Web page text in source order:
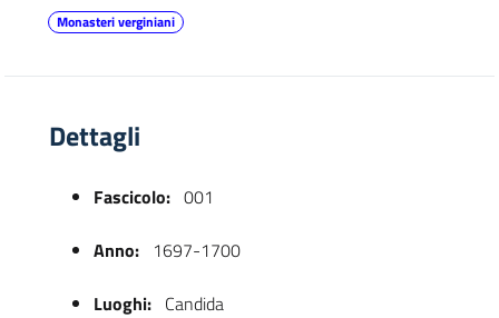
Monasteri verginiani
Dettagli
Fascicolo: 001
Anno: 1697-1700
Luoghi: Candida